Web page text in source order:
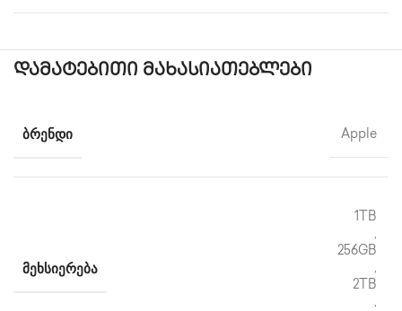
დამატებითი მახასიათებლები
ᲑᲠᲔᲜᲓᲘ Apple
ᲛᲔᲮᲡᲘᲔᲠᲔᲑᲐ
1TB
,
256GB
,
2TB
,